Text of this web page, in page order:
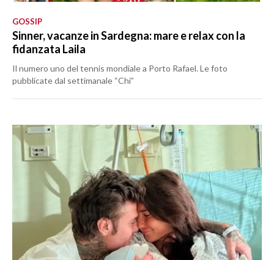
GOSSIP
Sinner, vacanze in Sardegna: mare e relax con la
fidanzata Laila
Il numero uno del tennis mondiale a Porto Rafael. Le foto
pubblicate dal settimanale “Chi”